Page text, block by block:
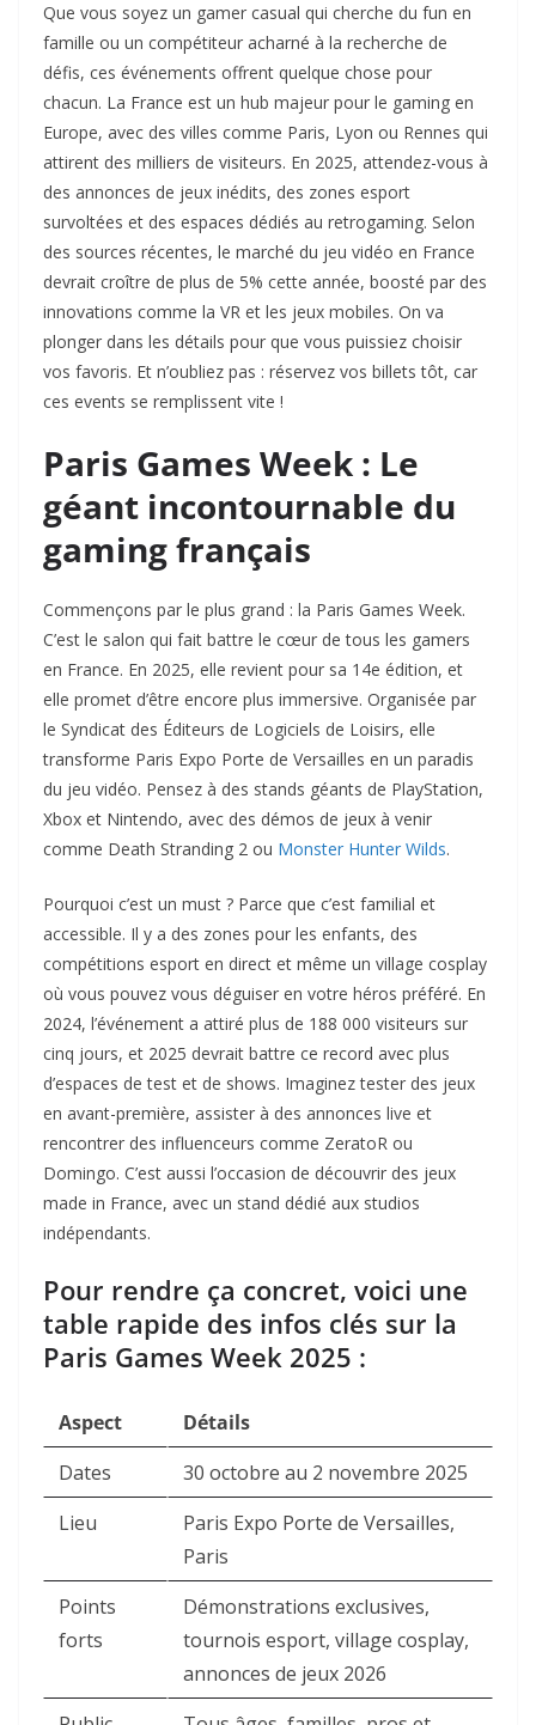
Que vous soyez un gamer casual qui cherche du fun en
famille ou un compétiteur acharné à la recherche de
défis, ces événements offrent quelque chose pour
chacun. La France est un hub majeur pour le gaming en
Europe, avec des villes comme Paris, Lyon ou Rennes qui
attirent des milliers de visiteurs. En 2025, attendez-vous à
des annonces de jeux inédits, des zones esport
survoltées et des espaces dédiés au retrogaming. Selon
des sources récentes, le marché du jeu vidéo en France
devrait croître de plus de 5% cette année, boosté par des
innovations comme la VR et les jeux mobiles. On va
plonger dans les détails pour que vous puissiez choisir
vos favoris. Et n’oubliez pas : réservez vos billets tôt, car
ces events se remplissent vite !
Paris Games Week : Le
géant incontournable du
gaming français
Commençons par le plus grand : la Paris Games Week.
C’est le salon qui fait battre le cœur de tous les gamers
en France. En 2025, elle revient pour sa 14e édition, et
elle promet d’être encore plus immersive. Organisée par
le Syndicat des Éditeurs de Logiciels de Loisirs, elle
transforme Paris Expo Porte de Versailles en un paradis
du jeu vidéo. Pensez à des stands géants de PlayStation,
Xbox et Nintendo, avec des démos de jeux à venir
comme Death Stranding 2 ou Monster Hunter Wilds.
Pourquoi c’est un must ? Parce que c’est familial et
accessible. Il y a des zones pour les enfants, des
compétitions esport en direct et même un village cosplay
où vous pouvez vous déguiser en votre héros préféré. En
2024, l’événement a attiré plus de 188 000 visiteurs sur
cinq jours, et 2025 devrait battre ce record avec plus
d’espaces de test et de shows. Imaginez tester des jeux
en avant-première, assister à des annonces live et
rencontrer des influenceurs comme ZeratoR ou
Domingo. C’est aussi l’occasion de découvrir des jeux
made in France, avec un stand dédié aux studios
indépendants.
Pour rendre ça concret, voici une
table rapide des infos clés sur la
Paris Games Week 2025 :
Aspect
Détails
Dates
30 octobre au 2 novembre 2025
Lieu
Paris Expo Porte de Versailles,
Paris
Points
forts
Démonstrations exclusives,
tournois esport, village cosplay,
annonces de jeux 2026